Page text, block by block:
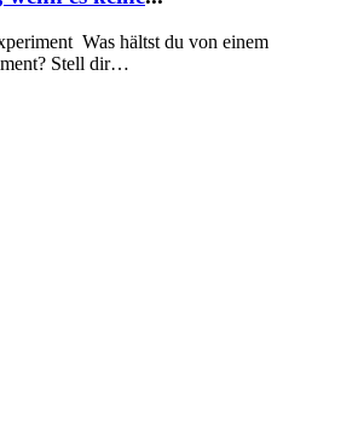
Was hältst du von einem
Stell dir…